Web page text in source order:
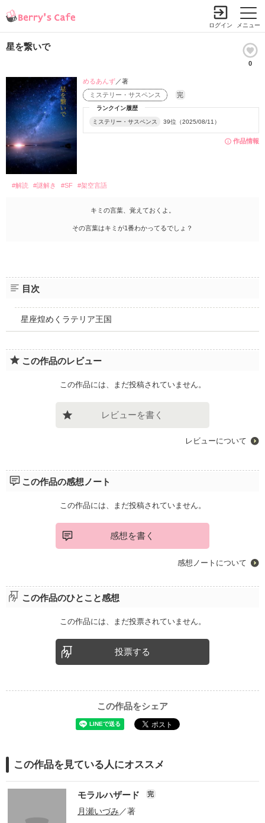
メニュー
ログイン
星を繋いで
0
作品情報
ランクイン履歴
ミステリー・サスペンス 39位（2025/08/11）
ミステリー・サスペンス 完
めるあんず／著
#解読 #謎解き #SF #架空言語
キミの言葉、覚えておくよ。
その言葉はキミが1番わかってるでしょ？
目次
星座煌めくラテリア王国
この作品のレビュー
この作品には、まだ投稿されていません。
レビューを書く
レビューについて
この作品の感想ノート
この作品には、まだ投稿されていません。
感想を書く
感想ノートについて
この作品のひとこと感想
この作品には、まだ投票されていません。
投票する
この作品をシェア
この作品を見ている人にオススメ
モラルハザード 完
月瀬いづみ ／著